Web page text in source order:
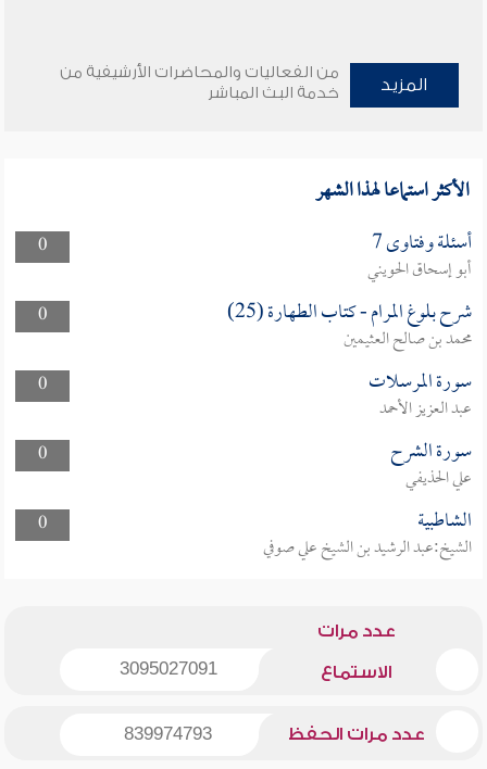
المزيد
من الفعاليات والمحاضرات الأرشيفية من
خدمة البث المباشر
الأكثر استماعا لهذا الشهر
0 أسئلة وفتاوى 7
أبو إسحاق الحويني
0
شرح بلوغ المرام - كتاب الطهارة (25)
محمد بن صالح العثيمين
0
سورة المرسلات
عبد العزيز الأحمد
0
سورة الشرح
علي الحذيفي
0
الشاطبية
الشيخ:عبد الرشيد بن الشيخ علي صوفي
عدد مرات
الاستماع 3095027091
عدد مرات الحفظ 839974793